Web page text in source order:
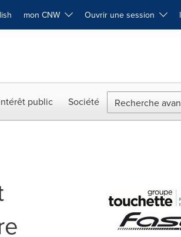
mon CNW Ouvrir une session
public Société Recherche